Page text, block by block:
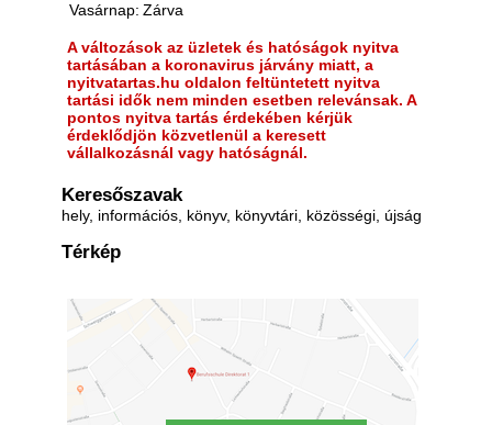
Vasárnap: Zárva
A változások az üzletek és hatóságok nyitva
tartásában a koronavirus járvány miatt, a
nyitvatartas.hu oldalon feltüntetett nyitva
tartási idők nem minden esetben relevánsak. A
pontos nyitva tartás érdekében kérjük
érdeklődjön közvetlenül a keresett
vállalkozásnál vagy hatóságnál.
Keresőszavak
hely, információs, könyv, könyvtári, közösségi, újság
Térkép